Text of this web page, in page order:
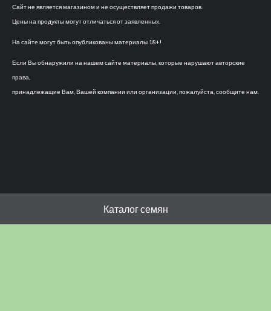
Сайт не является магазином и не осуществляет продажи товаров.
Цены на продукты могут отличаться от заявленных.
На сайте могут быть опубликованы материалы 18+!
Если Вы обнаружили на нашем сайте материалы, которые нарушают авторские
права,
принадлежащие Вам, Вашей компании или организации, пожалуйста, сообщите нам.
Каталог семян